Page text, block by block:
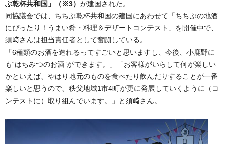
ぶ乾杯共和国」（※3） が建国された。
同協議会では、ちちぶ乾杯共和国の建国にあわせて「ちちぶの地酒
にぴったり！うまい肴・料理＆デザートコンテスト」を開催中で、
須﨑さんは担当責任者として奮闘している。
「6種類のお酒を造れるってすごいと思いますし、今後、小鹿野に
も“はちみつのお酒”ができます。」「お客様がいらして何が楽しい
かといえば、やはり地元のものを食べたり飲んだりすることが一番
楽しいと思うので、秩父地域1市4町が更に発展していくように（コ
ンテストに）取り組んでいます。」と須﨑さん。